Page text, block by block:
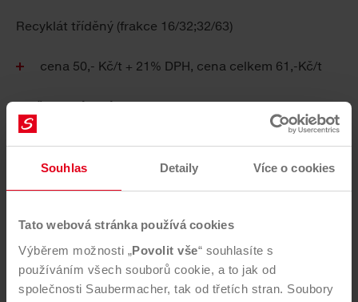
Souhlas Detaily Více o cookies
Tato webová stránka používá cookies
Výběrem možnosti „Povolit vše“ souhlasíte s
používáním všech souborů cookie, a to jak od
společnosti Saubermacher, tak od třetích stran. Soubory
Recyklát tříděný (frakce 16/32;32/63)
cena 50,- Kč/t + 21% DPH, cena celkem 61,-Kč/t
Změna legislativy
Od 1. 1. 2021 platí nový „Zákon o odpadech“ č.
nutno předem doručit objednávku, ke schválení
množství a druhu odpadu.
Kontakty